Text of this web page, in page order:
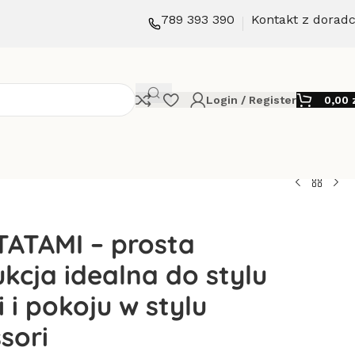
789 393 390 Kontakt z
Login / Register 0,00
– prosta
idealna do stylu
i pokoju w stylu